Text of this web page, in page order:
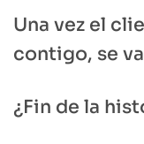
Una vez el
contigo, se
¿Fin de la